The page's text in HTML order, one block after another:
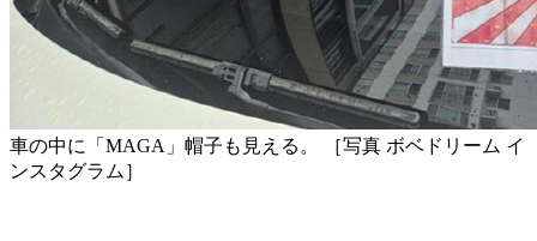
車の中に「MAGA」帽子も見える。 ［写真 ボベドリーム イ
ンスタグラム］